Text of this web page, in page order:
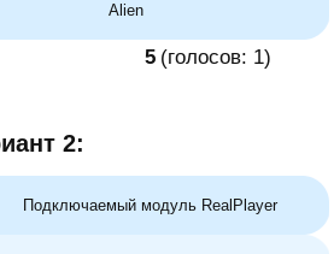
Alien
5 (голосов: 1)
2:
Подключаемый модуль RealPlayer